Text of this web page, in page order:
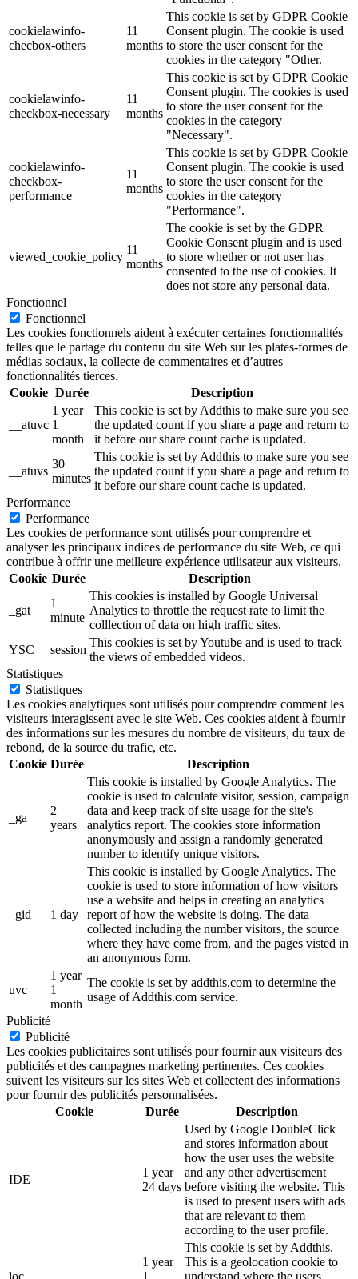
cookielawinfo-
checbox-others
11
months
This cookie is set by GDPR Cookie
Consent plugin. The cookie is used
to store the user consent for the
cookies in the category "Other.
cookielawinfo-
checkbox-necessary
11
months
This cookie is set by GDPR Cookie
Consent plugin. The cookies is used
to store the user consent for the
cookies in the category
"Necessary".
cookielawinfo-
checkbox-
performance
11
months
This cookie is set by GDPR Cookie
Consent plugin. The cookie is used
to store the user consent for the
cookies in the category
"Performance".
viewed_cookie_policy
11
months
The cookie is set by the GDPR
Cookie Consent plugin and is used
to store whether or not user has
consented to the use of cookies. It
does not store any personal data.
Fonctionnel
Fonctionnel
Les cookies fonctionnels aident à exécuter certaines fonctionnalités
telles que le partage du contenu du site Web sur les plates-formes de
médias sociaux, la collecte de commentaires et d’autres
fonctionnalités tierces.
Cookie Durée Description
__atuvc
1 year
1
month
This cookie is set by Addthis to make sure you see
the updated count if you share a page and return to
it before our share count cache is updated.
__atuvs
30
minutes
This cookie is set by Addthis to make sure you see
the updated count if you share a page and return to
it before our share count cache is updated.
Performance
Performance
Les cookies de performance sont utilisés pour comprendre et
analyser les principaux indices de performance du site Web, ce qui
contribue à offrir une meilleure expérience utilisateur aux visiteurs.
Cookie Durée Description
_gat
1
minute
This cookies is installed by Google Universal
Analytics to throttle the request rate to limit the
colllection of data on high traffic sites.
YSC
session
This cookies is set by Youtube and is used to track
the views of embedded videos.
Statistiques
Statistiques
Les cookies analytiques sont utilisés pour comprendre comment les
visiteurs interagissent avec le site Web. Ces cookies aident à fournir
des informations sur les mesures du nombre de visiteurs, du taux de
rebond, de la source du trafic, etc.
Cookie Durée Description
_ga
2
years
This cookie is installed by Google Analytics. The
cookie is used to calculate visitor, session, campaign
data and keep track of site usage for the site's
analytics report. The cookies store information
anonymously and assign a randomly generated
number to identify unique visitors.
_gid 1 day
This cookie is installed by Google Analytics. The
cookie is used to store information of how visitors
use a website and helps in creating an analytics
report of how the website is doing. The data
collected including the number visitors, the source
where they have come from, and the pages visted in
an anonymous form.
uvc
1 year
1
month
The cookie is set by addthis.com to determine the
usage of Addthis.com service.
Publicité
Publicité
Les cookies publicitaires sont utilisés pour fournir aux visiteurs des
publicités et des campagnes marketing pertinentes. Ces cookies
suivent les visiteurs sur les sites Web et collectent des informations
pour fournir des publicités personnalisées.
Cookie
Durée Description
IDE
1 year
24 days
Used by Google DoubleClick
and stores information about
how the user uses the website
and any other advertisement
before visiting the website. This
is used to present users with ads
that are relevant to them
according to the user profile.
1 year
This cookie is set by Addthis.
This is a geolocation cookie to